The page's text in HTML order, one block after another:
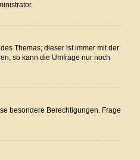
Themas; dieser ist immer mit der
so kann die Umfrage nur noch
besondere Berechtigungen. Frage